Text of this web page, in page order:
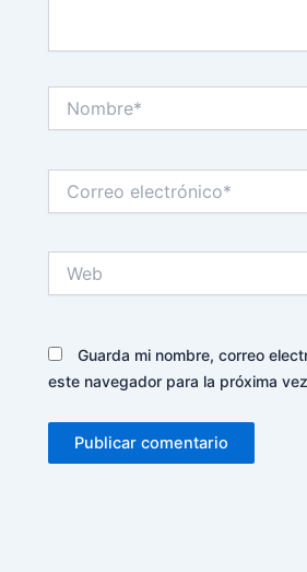
electrónico*
Guarda mi nombre, correo
este navegador para la próxima